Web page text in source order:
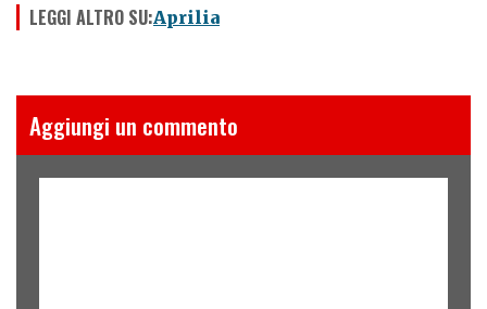
LEGGI ALTRO SU:Aprilia
Aggiungi un commento